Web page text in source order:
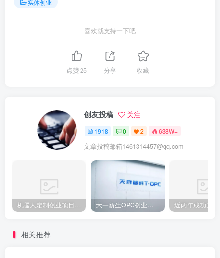
实体创业
喜欢就支持一下吧
点赞25 分享 收藏
创友投稿 关注
1918 0 2 638W+
文章投稿邮箱1461314457@qq.com
机器人定制创业项目需要注意什么 大一新生OPC创业，实现月入过万
相关推荐